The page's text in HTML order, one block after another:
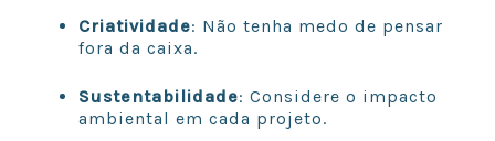
Criatividade: Não tenha medo de pensar
fora da caixa.
Sustentabilidade: Considere o impacto
ambiental em cada projeto.